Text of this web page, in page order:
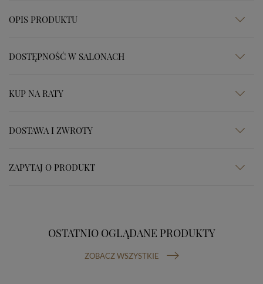
OPIS PRODUKTU
DOSTĘPNOŚĆ W SALONACH
KUP NA RATY
DOSTAWA I ZWROTY
ZAPYTAJ O PRODUKT
OSTATNIO OGLĄDANE PRODUKTY
ZOBACZ WSZYSTKIE